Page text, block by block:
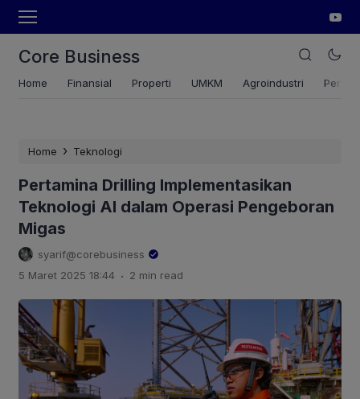
Core Business
Home Finansial Properti UMKM Agroindustri
Home › Teknologi
Pertamina Drilling Implementasikan
Teknologi AI dalam Operasi Pengeboran
Migas
syarif@corebusiness
5 Maret 2025 18:44 . 2 min read